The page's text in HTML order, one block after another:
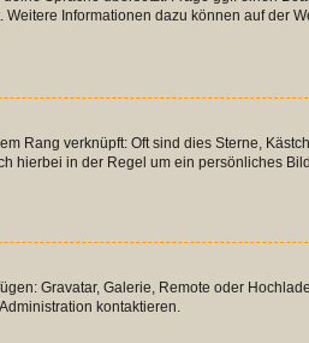
Informationen dazu können auf der
Rang verknüpft: Oft sind dies Sterne,
hierbei in der Regel um ein persönliches
Gravatar, Galerie, Remote oder
kontaktieren.